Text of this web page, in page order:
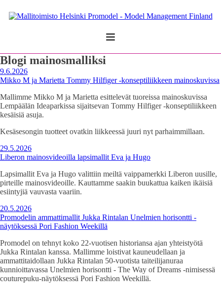
Blogi mainosmalliksi
9.6.2026
Mikko M ja Marietta Tommy Hilfiger -konseptiliikkeen mainoskuvissa
Mallimme Mikko M ja Marietta esittelevät tuoreissa mainoskuvissa
Lempäälän Ideaparkissa sijaitsevan Tommy Hilfiger -konseptiliikkeen
kesäisiä asuja.
Kesäsesongin tuotteet ovatkin liikkeessä juuri nyt parhaimmillaan.
29.5.2026
Liberon mainosvideoilla lapsimallit Eva ja Hugo
Lapsimallit Eva ja Hugo valittiin meiltä vaippamerkki Liberon uusille,
pirteille mainosvideoille. Kauttamme saakin buukattua kaiken ikäisiä
esiintyjiä vauvasta vaariin.
20.5.2026
Promodelin ammattimallit Jukka Rintalan Unelmien horisontti -
näytöksessä Pori Fashion Weekillä
Promodel on tehnyt koko 22-vuotisen historiansa ajan yhteistyötä
Jukka Rintalan kanssa. Mallimme loistivat kauneudellaan ja
ammattitaidollaan Jukka Rintalan 50-vuotista taiteilijanuraa
kunnioittavassa Unelmien horisontti - The Way of Dreams -nimisessä
couturepuku-näytöksessä Pori Fashion Weekillä.